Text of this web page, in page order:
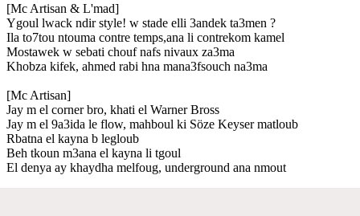
[Mc Artisan & L'mad]
Ygoul lwack ndir style! w stade elli 3andek ta3men ?
Ila to7tou ntouma contre temps,ana li contrekom kamel
Mostawek w sebati chouf nafs nivaux za3ma
Khobza kifek, ahmed rabi hna mana3fsouch na3ma
[Mc Artisan]
Jay m el corner bro, khati el Warner Bross
Jay m el 9a3ida le flow, mahboul ki Söze Keyser matloub
Rbatna el kayna b legloub
Beh tkoun m3ana el kayna li tgoul
El denya ay khaydha melfoug, underground ana nmout